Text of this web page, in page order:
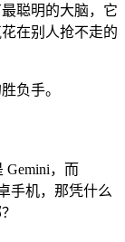
聪明的大脑，它
在别人抢不走的
负手。
Gemini，而
手机，那凭什么